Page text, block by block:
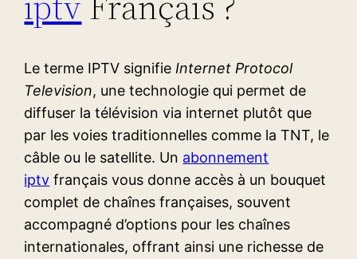
Le terme IPTV signifie Internet Protocol
Television, une technologie qui permet de
diffuser la télévision via internet plutôt que
par les voies traditionnelles comme la TNT, le
câble ou le satellite. Un abonnement
iptv français vous donne accès à un bouquet
complet de chaînes françaises, souvent
accompagné d’options pour les chaînes
internationales, offrant ainsi une richesse de